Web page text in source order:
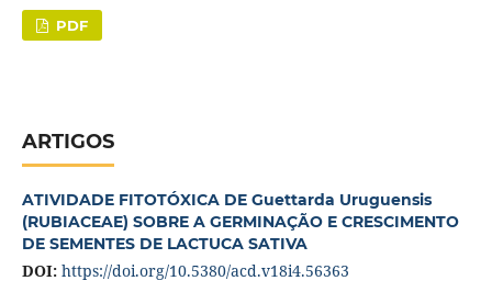
PDF
ARTIGOS
ATIVIDADE FITOTÓXICA DE Guettarda Uruguensis
(RUBIACEAE) SOBRE A GERMINAÇÃO E CRESCIMENTO
DE SEMENTES DE LACTUCA SATIVA
DOI: https://doi.org/10.5380/acd.v18i4.56363